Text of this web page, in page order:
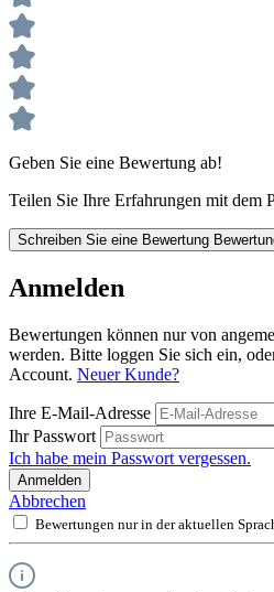
Geben Sie eine Bewertung ab!
Teilen Sie Ihre Erfahrungen mit dem
Schreiben Sie eine Bewertung
Anmelden
Bewertungen können nur von
werden. Bitte loggen Sie sich ein,
Account. Neuer Kunde?
Ihre E-Mail-Adresse
Ihr Passwort
Ich habe mein Passwort vergessen.
Anmelden
Abbrechen
Bewertungen nur in der aktuellen